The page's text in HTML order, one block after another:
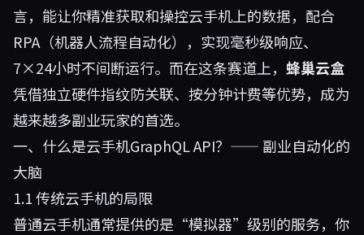
言，能让你精准获取和操控云手机上的数据，配合
RPA（机器人流程自动化），实现毫秒级响应、
7×24小时不间断运行。而在这条赛道上， 蜂巢云盒
凭借独立硬件指纹防关联、按分钟计费等优势，成为
越来越多副业玩家的首选。
一、什么是云手机GraphQL API？—— 副业自动化的
大脑
1.1 传统云手机的局限
普通云手机通常提供的是“模拟器”级别的服务，你